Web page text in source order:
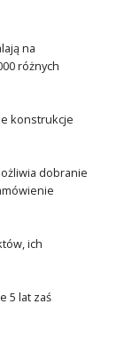
na
różnych
konstrukcje
dobranie
ich
5 lat zaś